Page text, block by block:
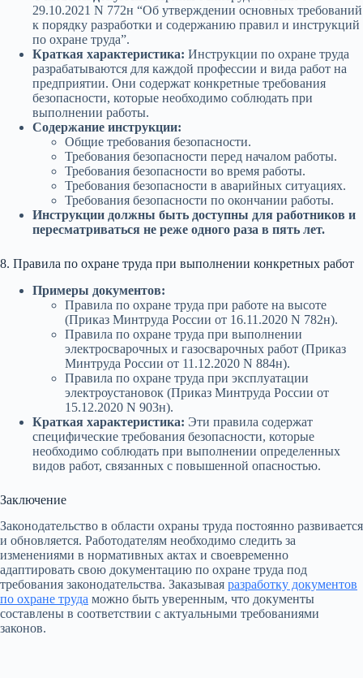
29.10.2021 N 772н “Об утверждении основных требований
к порядку разработки и содержанию правил и инструкций
по охране труда”.
Краткая характеристика: Инструкции по охране труда
разрабатываются для каждой профессии и вида работ на
предприятии. Они содержат конкретные требования
безопасности, которые необходимо соблюдать при
выполнении работы.
Содержание инструкции:
Общие требования безопасности.
Требования безопасности перед началом работы.
Требования безопасности во время работы.
Требования безопасности в аварийных ситуациях.
Требования безопасности по окончании работы.
Инструкции должны быть доступны для работников и
пересматриваться не реже одного раза в пять лет.
8. Правила по охране труда при выполнении конкретных работ
Примеры документов:
Правила по охране труда при работе на высоте
(Приказ Минтруда России от 16.11.2020 N 782н).
Правила по охране труда при выполнении
электросварочных и газосварочных работ (Приказ
Минтруда России от 11.12.2020 N 884н).
Правила по охране труда при эксплуатации
электроустановок (Приказ Минтруда России от
15.12.2020 N 903н).
Краткая характеристика: Эти правила содержат
специфические требования безопасности, которые
необходимо соблюдать при выполнении определенных
видов работ, связанных с повышенной опасностью.
Заключение
Законодательство в области охраны труда постоянно развивается
и обновляется. Работодателям необходимо следить за
изменениями в нормативных актах и своевременно
адаптировать свою документацию по охране труда под
требования законодательства. Заказывая разработку документов
по охране труда можно быть уверенным, что документы
составлены в соответствии с актуальными требованиями
законов.